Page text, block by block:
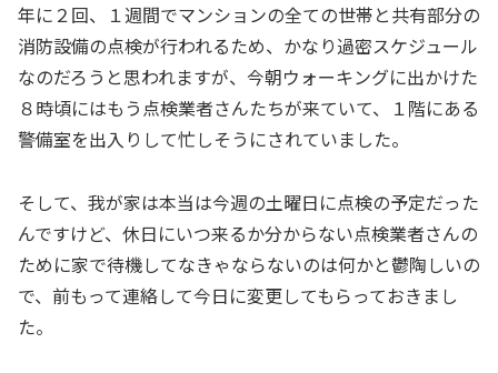
年に２回、１週間でマンションの全ての世帯と共有部分の
消防設備の点検が行われるため、かなり過密スケジュール
なのだろうと思われますが、今朝ウォーキングに出かけた
８時頃にはもう点検業者さんたちが来ていて、１階にある
警備室を出入りして忙しそうにされていました。
そして、我が家は本当は今週の土曜日に点検の予定だった
んですけど、休日にいつ来るか分からない点検業者さんの
ために家で待機してなきゃならないのは何かと鬱陶しいの
で、前もって連絡して今日に変更してもらっておきまし
た。